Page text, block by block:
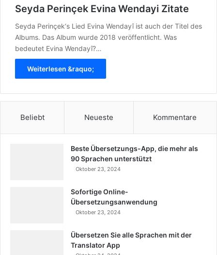
Seyda Perinçek Evina Wendayi Zitate
Seyda Perinçek‘s Lied Evina Wendayî ist auch der Titel des
Albums. Das Album wurde 2018 veröffentlicht. Was
bedeutet Evina Wendayî?…
Weiterlesen &raquo;
Beliebt Neueste Kommentare
Beste Übersetzungs-App, die mehr als
90 Sprachen unterstützt
Oktober 23, 2024
Sofortige Online-
Übersetzungsanwendung
Oktober 23, 2024
Übersetzen Sie alle Sprachen mit der
Translator App